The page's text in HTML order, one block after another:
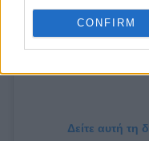
CONFIRM
Δείτε αυτή τη